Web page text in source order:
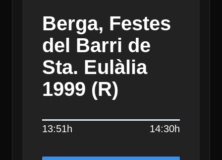
Berga, Festes
del Barri de
Sta. Eulàlia
1999 (R)
13:51h 14:30h